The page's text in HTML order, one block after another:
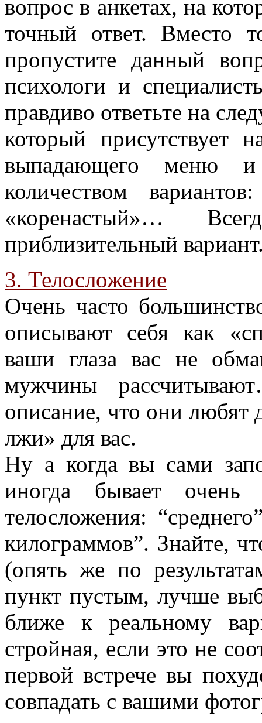
вопрос в анкетах, на
точный ответ. Вместо
пропустите данный
психологи и
правдиво ответьте на
который присутствует
выпадающего меню и
количеством
«коренастый»…
приблизительный
3. Телосложение
Очень часто
описывают себя как
ваши глаза вас не
мужчины
описание, что они любят
лжи» для вас.
Ну а когда вы сами
иногда бывает
телосложения:
килограммов”. Знайте,
(опять же по
пункт пустым, лучше
ближе к реальному
стройная, если это не
первой встрече вы
совпадать с вашими